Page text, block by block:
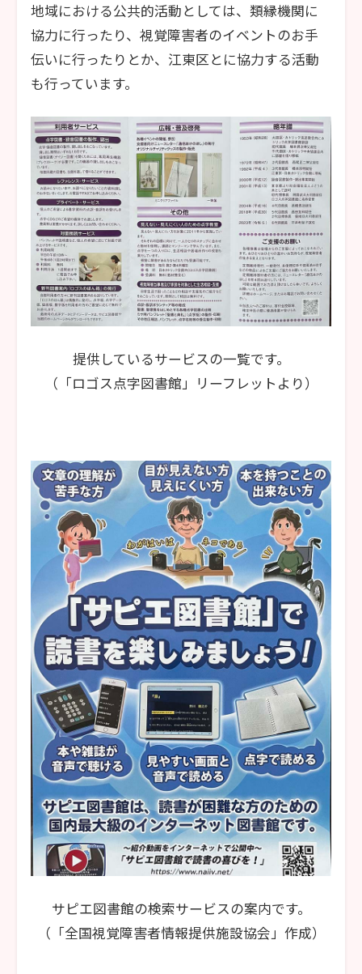
地域における公共的活動としては、類縁機関に
協力に行ったり、視覚障害者のイベントのお手
伝いに行ったりとか、江東区とに協力する活動
も行っています。
提供しているサービスの一覧です。
（「ロゴス点字図書館」リーフレットより）
サピエ図書館の検索サービスの案内です。
（「全国視覚障害者情報提供施設協会」作成）